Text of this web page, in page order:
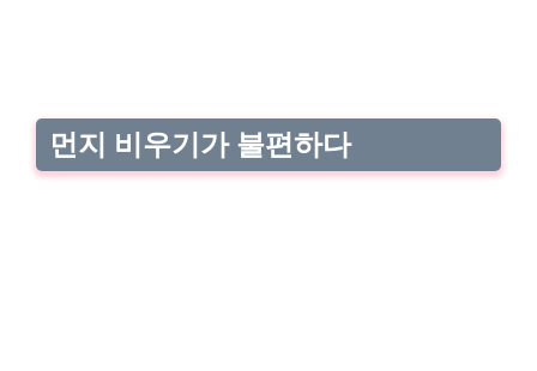
먼지 비우기가 불편하다